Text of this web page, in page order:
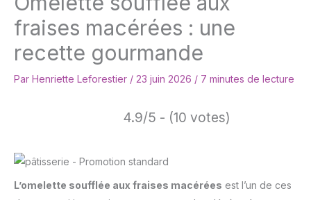
fraises macérées : une
recette gourmande
Par Henriette Leforestier / 23 juin 2026 / 7 minutes de lecture
4.9/5 - (10 votes)
L’omelette soufflée aux fraises macérées est l’un de ces